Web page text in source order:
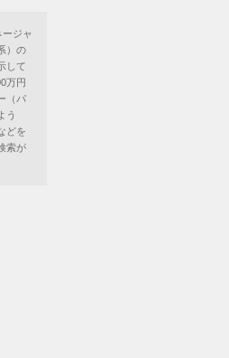
ジャ
）の
して
万円
（パ
う
どを
索が